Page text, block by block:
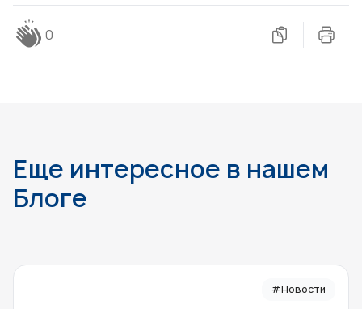
0
Еще интересное в нашем
Блоге
#Новости